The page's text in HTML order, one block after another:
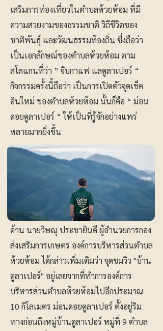
เสริมการท่องเที่ยวในตำบลห้วยห้อม ที่มี
ความสวยงามของธรรมชาติ วิถีชีวิตของ
ชาติพันธุ์ และวัฒนธรรมท้องถิ่น ซึ่งถือว่า
เป็นเอกลักษณ์ของตำบลห้วยห้อม ตาม
สโลแกนที่ว่า ” จิบกาแฟ แลดูลาเปอร์ “
กิจกรรมครั้งนี้ถือว่า เป็นการเปิดตัวจุดเช็ค
อินใหม่ ของตำบลห้วยห้อม นั้นก็คือ “ ม่อน
ดอยดูลาเปอร์ “ ให้เป็นที่รู้จักอย่างแพร่
หลายมากยิ่งขึ้น
ด้าน นายวิษณุ ประชายินดี ผู้อำนวยการกอง
ส่งเสริมการเกษตร องค์การบริหารส่วนตำบล
ห้วยห้อม ได้กล่าวเพิ่มเติมว่า จุดชมวิว "บ้าน
ดูลาเปอร์" อยู่เลยจากที่ทำการองค์การ
บริหารส่วนตำบลห้วยห้อมไปอีกประมาณ
10 กิโลเมตร ม่อนดอยดูลาเปอร์ ตั้งอยู่ริม
ทางก่อนถึงหมู่บ้านดูลาเปอร์ หมู่ที่ 9 ตำบล